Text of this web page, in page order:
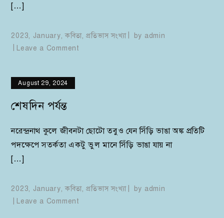
[…]
2023, January,কবিতা,প্রতিভাস সংখ্যা by admin
Leave a Comment
August 29, 2024
শেষদিন পর্যন্ত
নরেন্দ্রনাথ কুলে জীবনটা ছোটো তবুও যেন সিঁড়ি ভাঙা অঙ্ক প্রতিটি
পদক্ষেপে সতর্কতা একটু ভুল মানে সিঁড়ি ভাঙা যায় না
[…]
2023, January,কবিতা,প্রতিভাস সংখ্যা by admin
Leave a Comment